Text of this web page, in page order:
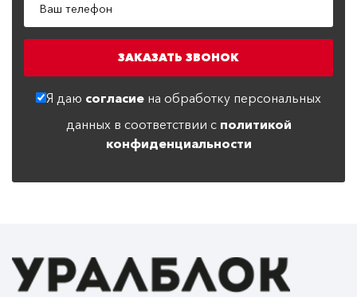
Я даю согласие на обработку персональных
данных в соответствии с политикой
конфиденциальности